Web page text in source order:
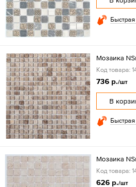
Мозаика
Код товара:
736 р./шт
В
Мозаика
Код товара:
626 р./шт